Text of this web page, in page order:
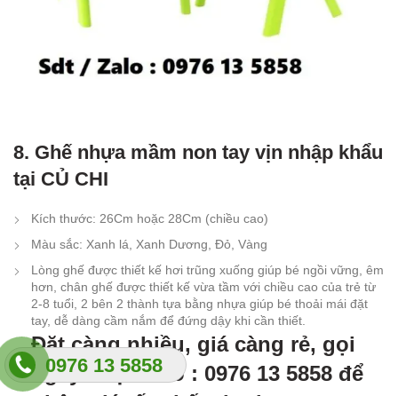
0976 13 5858
8. Ghế nhựa mầm non tay vịn nhập khẩu
tại CỦ CHI
Kích thước: 26Cm hoặc 28Cm (chiều cao)
Màu sắc: Xanh lá, Xanh Dương, Đỏ, Vàng
Lòng ghế được thiết kế hơi trũng xuống giúp bé ngồi vững, êm
hơn, chân ghế được thiết kế vừa tầm với chiều cao của trẻ từ
2-8 tuổi, 2 bên 2 thành tựa bằng nhựa giúp bé thoải mái đặt
tay, dễ dàng cầm nắm để đứng dậy khi cần thiết.
Đặt càng nhiều, giá càng rẻ, gọi
ngay hoặc zalo : 0976 13 5858 để